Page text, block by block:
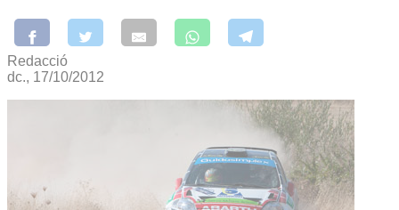
Redacció
dc., 17/10/2012